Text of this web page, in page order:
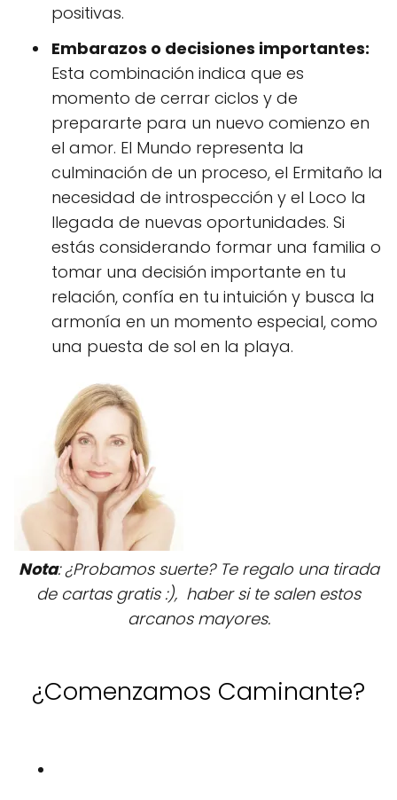
positivas.
Embarazos o decisiones importantes:
Esta combinación indica que es
momento de cerrar ciclos y de
prepararte para un nuevo comienzo en
el amor. El Mundo representa la
culminación de un proceso, el Ermitaño la
necesidad de introspección y el Loco la
llegada de nuevas oportunidades. Si
estás considerando formar una familia o
tomar una decisión importante en tu
relación, confía en tu intuición y busca la
armonía en un momento especial, como
una puesta de sol en la playa.
Nota: ¿Probamos suerte? Te regalo una tirada
de cartas gratis :), haber si te salen estos
arcanos mayores.
¿Comenzamos Caminante?